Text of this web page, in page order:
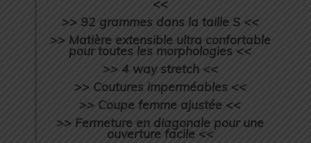
<<
>> 92 grammes dans la taille S <<
>> Matière extensible ultra confortable
pour toutes les morphologies <<
>> 4 way stretch <<
>> Coutures imperméables <<
>> Coupe femme ajustée <<
>> Fermeture en diagonale pour une
ouverture facile <<